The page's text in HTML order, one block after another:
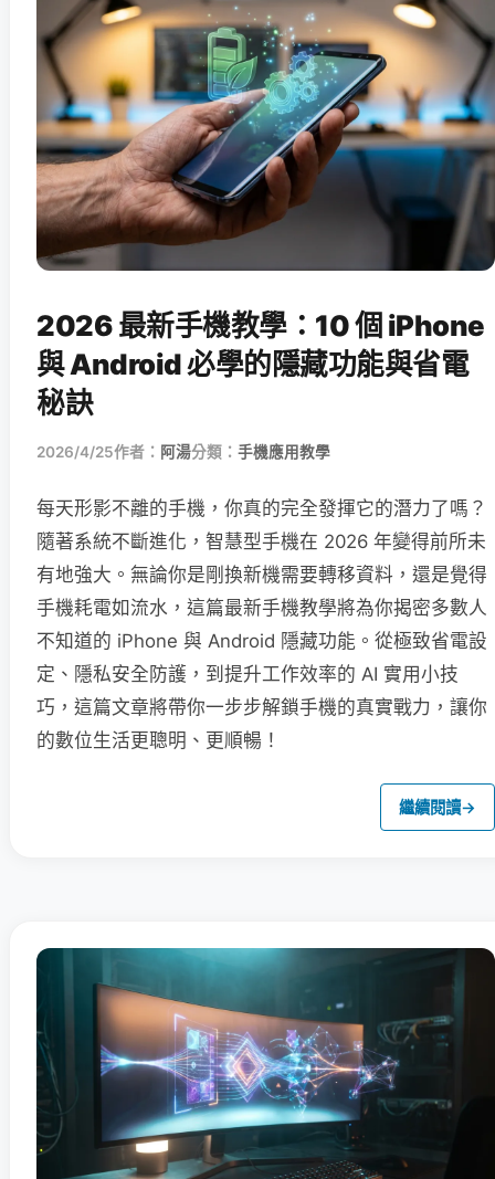
2026 最新手機教學：10 個 iPhone
與 Android 必學的隱藏功能與省電
秘訣
2026/4/25作者： 阿湯分類： 手機應用教學
每天形影不離的手機，你真的完全發揮它的潛力了嗎？
隨著系統不斷進化，智慧型手機在 2026 年變得前所未
有地強大。無論你是剛換新機需要轉移資料，還是覺得
手機耗電如流水，這篇最新手機教學將為你揭密多數人
不知道的 iPhone 與 Android 隱藏功能。從極致省電設
定、隱私安全防護，到提升工作效率的 AI 實用小技
巧，這篇文章將帶你一步步解鎖手機的真實戰力，讓你
的數位生活更聰明、更順暢！
繼續閱讀→